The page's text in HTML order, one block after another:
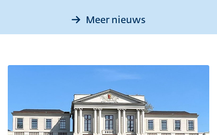
Meer nieuws